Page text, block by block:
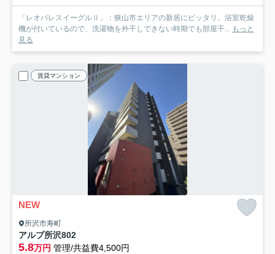
「レオパレスイーグルⅡ」：狭山市エリアの新居にピッタリ。浴室乾燥
機が付いているので、洗濯物を外干しできない時期でも部屋干... もっと
見る
賃貸マンション
NEW
所沢市寿町
アルプ所沢802
5.8万円 管理/共益費4,500円